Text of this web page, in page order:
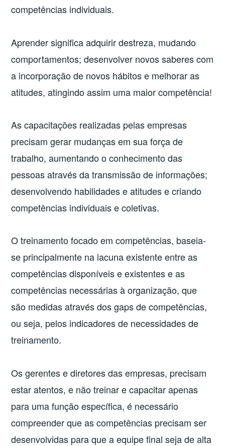
competências individuais.
Aprender significa adquirir destreza, mudando
comportamentos; desenvolver novos saberes com
a incorporação de novos hábitos e melhorar as
atitudes, atingindo assim uma maior competência!
As capacitações realizadas pelas empresas
precisam gerar mudanças em sua força de
trabalho, aumentando o conhecimento das
pessoas através da transmissão de informações;
desenvolvendo habilidades e atitudes e criando
competências individuais e coletivas.
O treinamento focado em competências, baseia-
se principalmente na lacuna existente entre as
competências disponíveis e existentes e as
competências necessárias à organização, que
são medidas através dos gaps de competências,
ou seja, pelos indicadores de necessidades de
treinamento.
Os gerentes e diretores das empresas, precisam
estar atentos, e não treinar e capacitar apenas
para uma função específica, é necessário
compreender que as competências precisam ser
desenvolvidas para que a equipe final seja de alta